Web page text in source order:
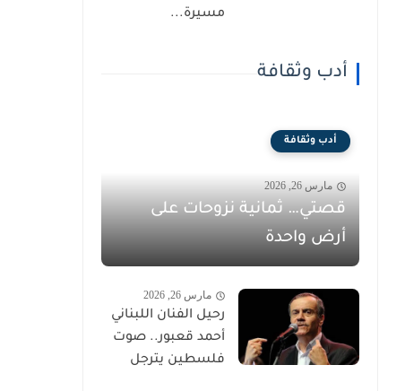
مسيرة...
أدب وثقافة
أدب وثقافة
مارس 26, 2026
قصتي… ثمانية نزوحات على
أرض واحدة
مارس 26, 2026
رحيل الفنان اللبناني
أحمد قعبور.. صوت
فلسطين يترجل